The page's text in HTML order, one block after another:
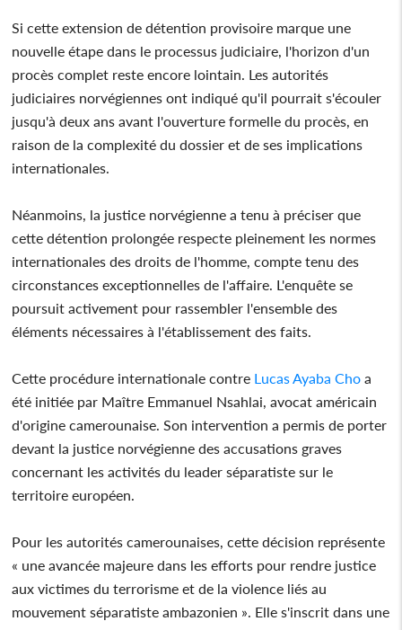
Si cette extension de détention provisoire marque une
nouvelle étape dans le processus judiciaire, l'horizon d'un
procès complet reste encore lointain. Les autorités
judiciaires norvégiennes ont indiqué qu'il pourrait s'écouler
jusqu'à deux ans avant l'ouverture formelle du procès, en
raison de la complexité du dossier et de ses implications
internationales.
Néanmoins, la justice norvégienne a tenu à préciser que
cette détention prolongée respecte pleinement les normes
internationales des droits de l'homme, compte tenu des
circonstances exceptionnelles de l'affaire. L'enquête se
poursuit activement pour rassembler l'ensemble des
éléments nécessaires à l'établissement des faits.
Cette procédure internationale contre Lucas Ayaba Cho a
été initiée par Maître Emmanuel Nsahlai, avocat américain
d'origine camerounaise. Son intervention a permis de porter
devant la justice norvégienne des accusations graves
concernant les activités du leader séparatiste sur le
territoire européen.
Pour les autorités camerounaises, cette décision représente
« une avancée majeure dans les efforts pour rendre justice
aux victimes du terrorisme et de la violence liés au
mouvement séparatiste ambazonien ». Elle s'inscrit dans une